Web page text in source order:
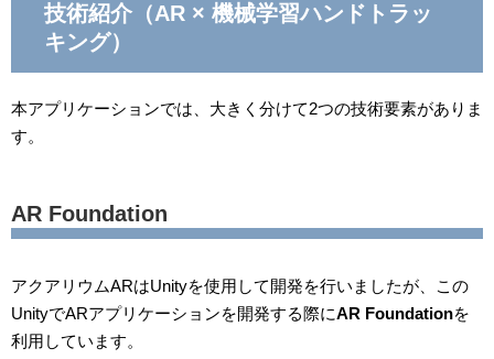
技術紹介（AR × 機械学習ハンドトラッ
キング）
本アプリケーションでは、大きく分けて2つの技術要素がありま
す。
AR Foundation
アクアリウムARはUnityを使用して開発を行いましたが、この
UnityでARアプリケーションを開発する際にAR Foundationを
利用しています。